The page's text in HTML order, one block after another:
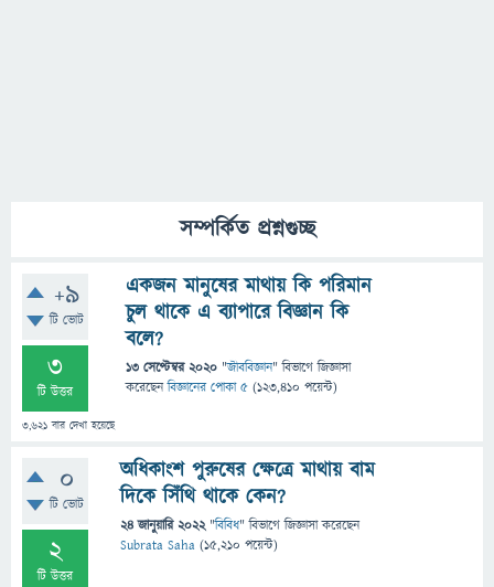
সম্পর্কিত প্রশ্নগুচ্ছ
+9
টি ভোট
3
টি উত্তর
3,621 বার দেখা হয়েছে
একজন মানুষের মাথায় কি পরিমান
চুল থাকে এ ব্যাপারে বিজ্ঞান কি
বলে?
13 সেপ্টেম্বর 2020 "জীববিজ্ঞান" বিভাগে জিজ্ঞাসা
করেছেনবিজ্ঞানের পোকা ৫ (123,410 পয়েন্ট)
0
টি ভোট
2
টি উত্তর
অধিকাংশ পুরুষের ক্ষেত্রে মাথায় বাম
দিকে সিঁথি থাকে কেন?
24 জানুয়ারি 2022 "বিবিধ" বিভাগে জিজ্ঞাসাকরেছেন
Subrata Saha (15,210 পয়েন্ট)